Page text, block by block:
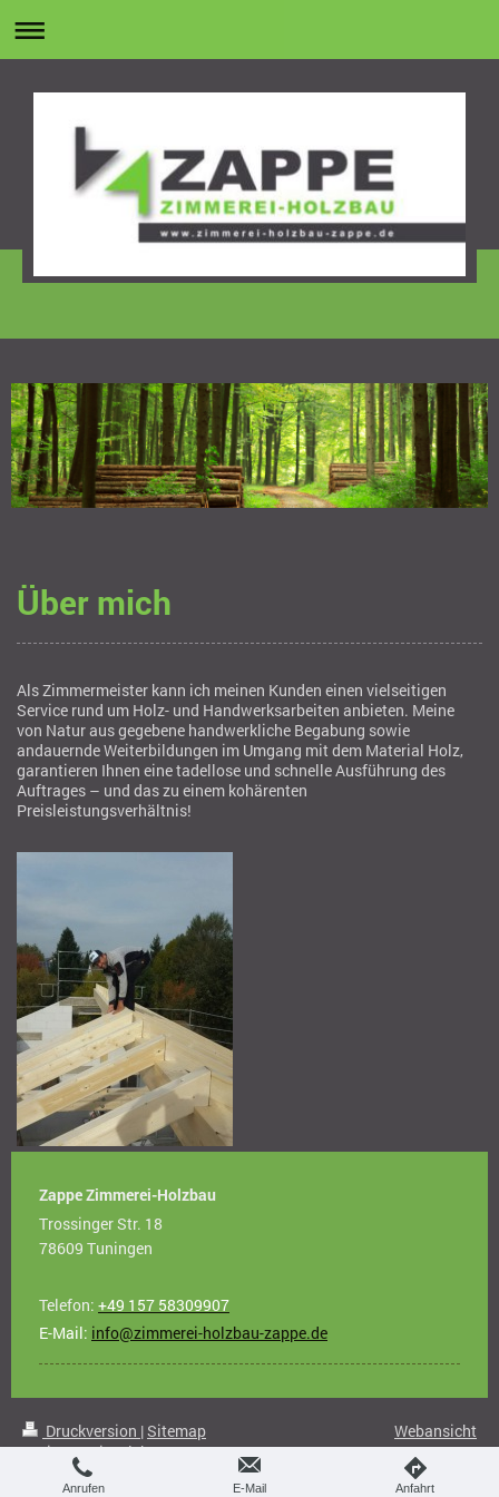
Über mich
Als Zimmermeister kann ich meinen Kunden einen vielseitigen
Service rund um Holz- und Handwerksarbeiten anbieten. Meine
von Natur aus gegebene handwerkliche Begabung sowie
andauernde Weiterbildungen im Umgang mit dem Material Holz,
garantieren Ihnen eine tadellose und schnelle Ausführung des
Auftrages – und das zu einem kohärenten
Preisleistungsverhältnis!
Zappe Zimmerei-Holzbau
Trossinger Str. 18
78609 Tuningen
Telefon: +49 157 58309907
E-Mail: info@zimmerei-holzbau-zappe.de
Druckversion |Sitemap
© Zimmerei-Holzbau-Zappe |
Datenschutz
Webansicht
Anrufen E-Mail Anfahrt